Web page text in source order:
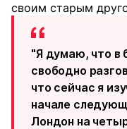
своим старым
"Я думаю, что
свободно
что сейчас я
начале
Лондон на